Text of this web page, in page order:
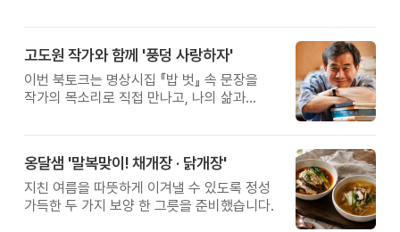
고도원 작가와 함께 '풍덩 사랑하자'
이번 북토크는 명상시집 『밥 벗』 속 문장을
작가의 목소리로 직접 만나고, 나의 삶과
옹달샘 '말복맞이! 채개장 · 닭개장'
지친 여름을 따뜻하게 이겨낼 수 있도록 정성
가득한 두 가지 보양 한 그릇을 준비했습니다.